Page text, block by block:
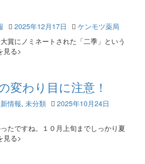
2025年12月17日
ケンモツ薬局
賞にノミネートされた「二季」という
見る>
変わり目に注意！
情報, 未分類
2025年10月24日
たですね。１０月上旬までしっかり夏
見る>